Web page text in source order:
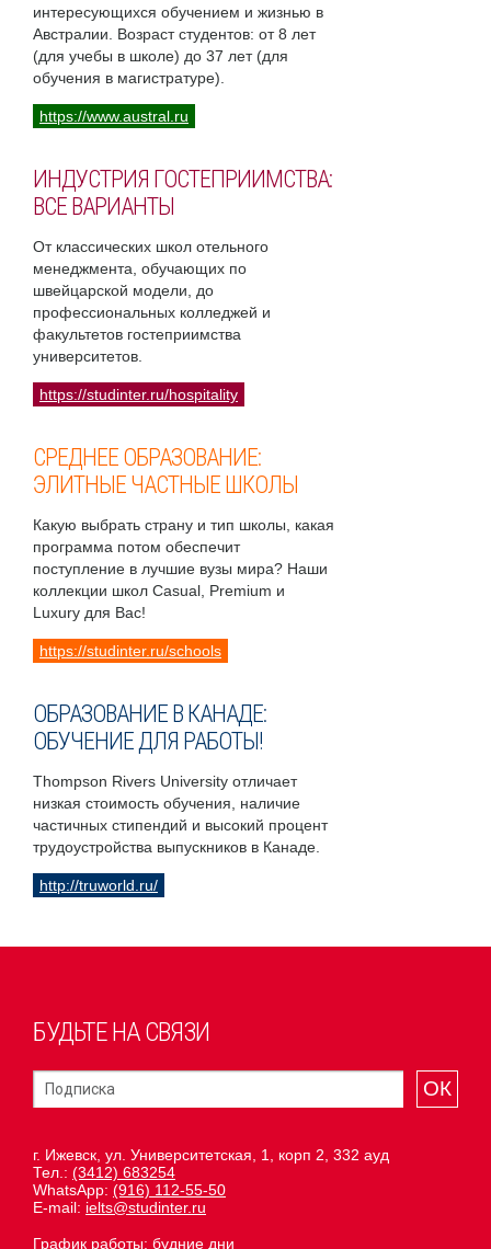
интересующихся обучением и жизнью в
Австралии. Возраст студентов: от 8 лет
(для учебы в школе) до 37 лет (для
обучения в магистратуре).
https://www.austral.ru
ИНДУСТРИЯ ГОСТЕПРИИМСТВА:
ВСЕ ВАРИАНТЫ
От классических школ отельного
менеджмента, обучающих по
швейцарской модели, до
профессиональных колледжей и
факультетов гостеприимства
университетов.
https://studinter.ru/hospitality
СРЕДНЕЕ ОБРАЗОВАНИЕ:
ЭЛИТНЫЕ ЧАСТНЫЕ ШКОЛЫ
Какую выбрать страну и тип школы, какая
программа потом обеспечит
поступление в лучшие вузы мира? Наши
коллекции школ Casual, Premium и
Luxury для Вас!
https://studinter.ru/schools
ОБРАЗОВАНИЕ В КАНАДЕ:
ОБУЧЕНИЕ ДЛЯ РАБОТЫ!
Thompson Rivers University отличает
низкая стоимость обучения, наличие
частичных стипендий и высокий процент
трудоустройства выпускников в Канаде.
http://truworld.ru/
БУДЬТЕ НА СВЯЗИ
ОК
г. Ижевск, ул. Университетская, 1, корп 2, 332 ауд
Тел.: (3412) 683254
WhatsApp: (916) 112-55-50
E-mail: ielts@studinter.ru
График работы: будние дни